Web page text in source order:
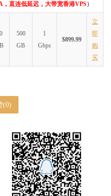
，直连低延迟，大带宽香港VPS）
500
GB
1
Gbps
$899.99
立
即
购
买
(0)